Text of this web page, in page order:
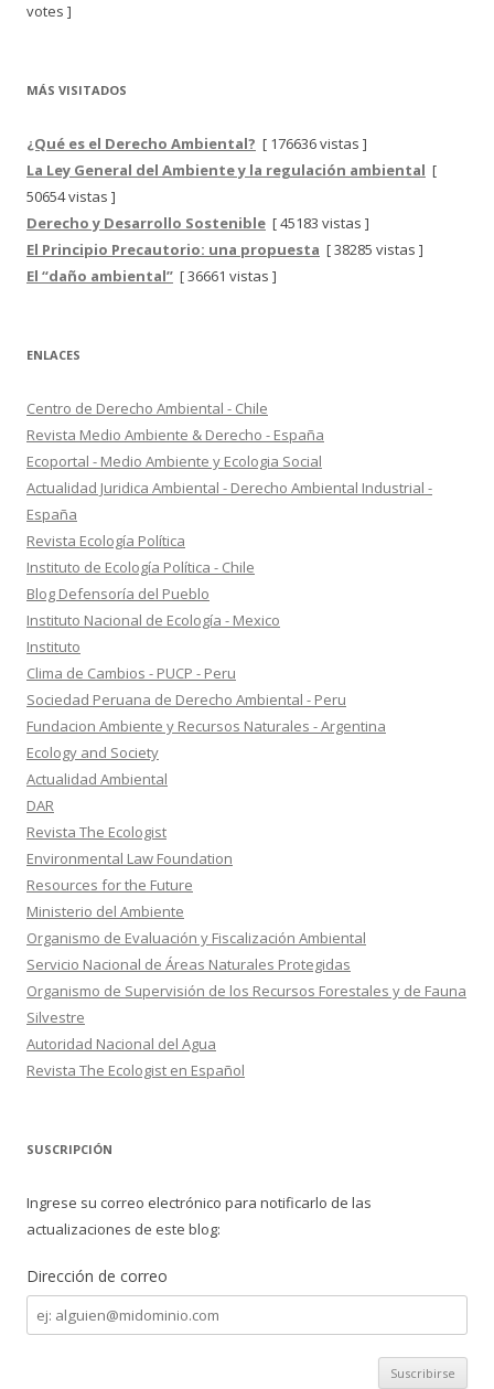
votes ]
MÁS VISITADOS
¿Qué es el Derecho Ambiental? [ 176636 vistas ]
La Ley General del Ambiente y la regulación ambiental [
50654 vistas ]
Derecho y Desarrollo Sostenible [ 45183 vistas ]
El Principio Precautorio: una propuesta [ 38285 vistas ]
El “daño ambiental” [ 36661 vistas ]
ENLACES
Centro de Derecho Ambiental - Chile
Revista Medio Ambiente & Derecho - España
Ecoportal - Medio Ambiente y Ecologia Social
Actualidad Juridica Ambiental - Derecho Ambiental Industrial -
España
Revista Ecología Política
Instituto de Ecología Política - Chile
Blog Defensoría del Pueblo
Instituto Nacional de Ecología - Mexico
Instituto
Clima de Cambios - PUCP - Peru
Sociedad Peruana de Derecho Ambiental - Peru
Fundacion Ambiente y Recursos Naturales - Argentina
Ecology and Society
Actualidad Ambiental
DAR
Revista The Ecologist
Environmental Law Foundation
Resources for the Future
Ministerio del Ambiente
Organismo de Evaluación y Fiscalización Ambiental
Servicio Nacional de Áreas Naturales Protegidas
Organismo de Supervisión de los Recursos Forestales y de Fauna
Silvestre
Autoridad Nacional del Agua
Revista The Ecologist en Español
SUSCRIPCIÓN
Ingrese su correo electrónico para notificarlo de las
actualizaciones de este blog:
Dirección de correo
Dirección
de
correo